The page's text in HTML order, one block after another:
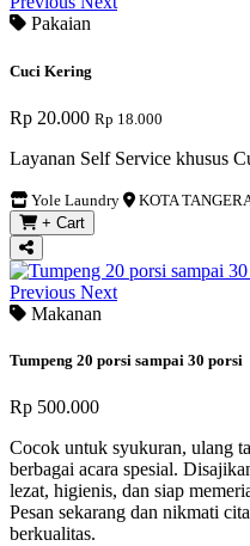
Pakaian
Cuci Kering
Rp 20.000 Rp 18.000
Layanan Self Service khusus
Yole Laundry
KOTA
+ Cart
Previous Next
Makanan
Tumpeng 20 porsi sampai 30 porsi
Rp 500.000
Cocok untuk syukuran, ulang
berbagai acara spesial.
lezat, higienis, dan siap
Pesan sekarang dan nikmati
berkualitas.